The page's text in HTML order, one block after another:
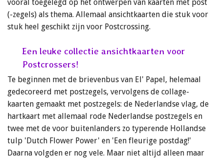
vooral toegelegd op het ontwerpen van kaarten met post
(-zegels) als thema. Allemaal ansichtkaarten die stuk voor
stuk heel geschikt zijn voor Postcrossing.
Een leuke collectie ansichtkaarten voor
Postcrossers!
Te beginnen met de brievenbus van El' Papel, helemaal
gedecoreerd met postzegels, vervolgens de collage-
kaarten gemaakt met postzegels: de Nederlandse vlag, de
hartkaart met allemaal rode Nederlandse postzegels en
twee met de voor buitenlanders zo typerende Hollandse
tulp 'Dutch Flower Power' en 'Een fleurige postdag!'
Daarna volgden er nog vele. Maar niet altijd alleen maar